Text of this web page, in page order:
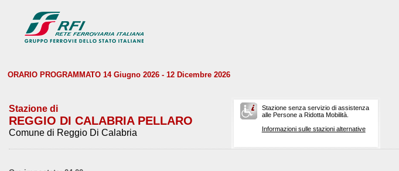
ORARIO PROGRAMMATO 14 Giugno 2026 - 12 Dicembre 2026
Stazione di
REGGIO DI CALABRIA PELLARO
Comune di Reggio Di Calabria
Stazione senza servizio di assistenza
alle Persone a Ridotta Mobilità.
Informazioni sulle stazioni alternative